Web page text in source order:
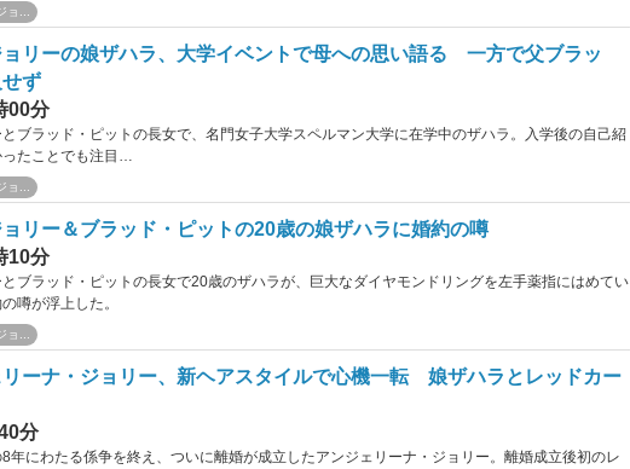
ョ...
リーの娘ザハラ、大学イベントで母への思い語る 一方で父ブラッ
せず
00分
ブラッド・ピットの長女で、名門女子大学スペルマン大学に在学中のザハラ。入学後の自己紹
ったことでも注目…
ョ...
リー＆ブラッド・ピットの20歳の娘ザハラに婚約の噂
10分
ブラッド・ピットの長女で20歳のザハラが、巨大なダイヤモンドリングを左手薬指にはめてい
噂が浮上した。
ョ...
ーナ・ジョリー、新ヘアスタイルで心機一転 娘ザハラとレッドカー
分
年にわたる係争を終え、ついに離婚が成立したアンジェリーナ・ジョリー。離婚成立後初のレ